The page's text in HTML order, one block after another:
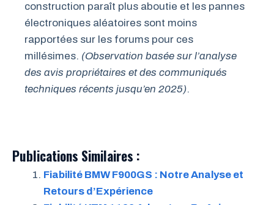
construction paraît plus aboutie et les pannes
électroniques aléatoires sont moins
rapportées sur les forums pour ces
millésimes. (Observation basée sur l’analyse
des avis propriétaires et des communiqués
techniques récents jusqu’en 2025).
Publications Similaires :
Fiabilité BMW F900GS : Notre Analyse et
Retours d’Expérience